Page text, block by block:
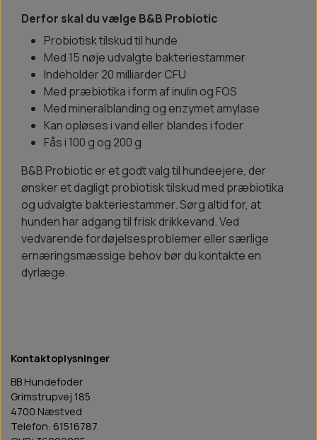
Derfor skal du vælge B&B Probiotic
Probiotisk tilskud til hunde
Med 15 nøje udvalgte bakteriestammer
Indeholder 20 milliarder CFU
Med præbiotika i form af inulin og FOS
Med mineralblanding og enzymet amylase
Kan opløses i vand eller blandes i foder
Fås i 100 g og 200 g
B&B Probiotic er et godt valg til hundeejere, der
ønsker et dagligt probiotisk tilskud med præbiotika
og udvalgte bakteriestammer. Sørg altid for, at
hunden har adgang til frisk drikkevand. Ved
vedvarende fordøjelsesproblemer eller særlige
ernæringsmæssige behov bør du kontakte en
dyrlæge.
Kontaktoplysninger
BB Hundefoder
Grimstrupvej 185
4700 Næstved
Telefon: 61516787